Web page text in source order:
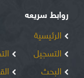
روابط سريعه
الرئيسية
التسجيل
البحث